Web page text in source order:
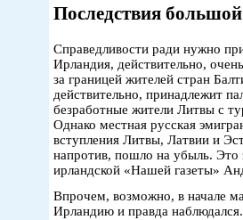
Последствия
Справедливости ради нужно
Ирландия, действительно,
за границей жителей стран
действительно, принадлежит
безработные жители Литвы с
Однако местная русская
вступления Литвы, Латвии и
напротив, пошло на убыль. Это
ирландской «Нашей газеты»
Впрочем, возможно, в начале
Ирландию и правда